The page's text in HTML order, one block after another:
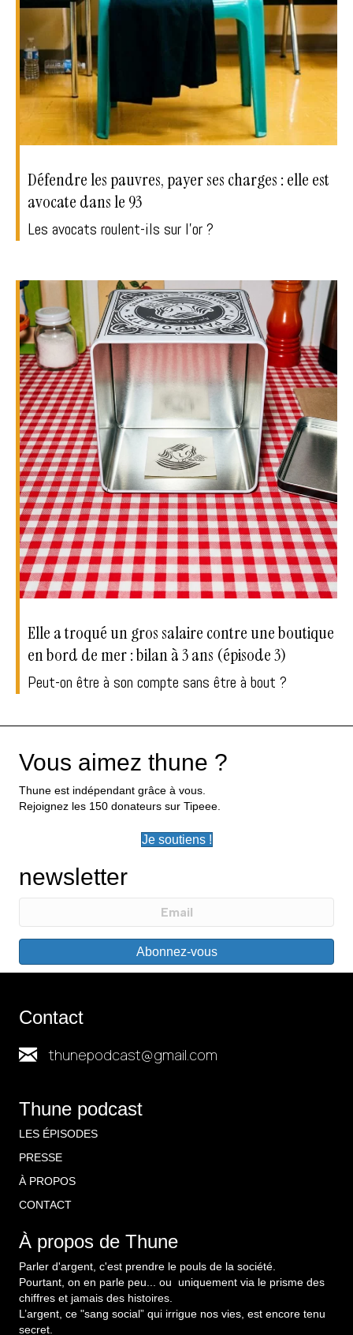
Défendre les pauvres, payer ses charges : elle est
avocate dans le 93
Les avocats roulent-ils sur l'or ?
Elle a troqué un gros salaire contre une boutique
en bord de mer : bilan à 3 ans (épisode 3)
Peut-on être à son compte sans être à bout ?
Vous aimez thune ?
Thune est indépendant grâce à vous.
Rejoignez les 150 donateurs sur Tipeee.
Je soutiens !
newsletter
Abonnez-vous
Contact
thunepodcast@gmail.com
Thune podcast
LES ÉPISODES
PRESSE
À PROPOS
CONTACT
À propos de Thune
Parler d'argent, c'est prendre le pouls de la société.
Pourtant, on en parle peu... ou uniquement via le prisme des
chiffres et jamais des histoires.
L’argent, ce "sang social” qui irrigue nos vies, est encore tenu
secret.